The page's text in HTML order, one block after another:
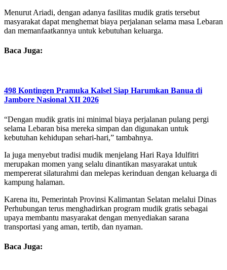
Menurut Ariadi, dengan adanya fasilitas mudik gratis tersebut
masyarakat dapat menghemat biaya perjalanan selama masa Lebaran
dan memanfaatkannya untuk kebutuhan keluarga.
Baca Juga:
498 Kontingen Pramuka Kalsel Siap Harumkan Banua di
Jambore Nasional XII 2026
“Dengan mudik gratis ini minimal biaya perjalanan pulang pergi
selama Lebaran bisa mereka simpan dan digunakan untuk
kebutuhan kehidupan sehari-hari,” tambahnya.
Ia juga menyebut tradisi mudik menjelang Hari Raya Idulfitri
merupakan momen yang selalu dinantikan masyarakat untuk
mempererat silaturahmi dan melepas kerinduan dengan keluarga di
kampung halaman.
Karena itu, Pemerintah Provinsi Kalimantan Selatan melalui Dinas
Perhubungan terus menghadirkan program mudik gratis sebagai
upaya membantu masyarakat dengan menyediakan sarana
transportasi yang aman, tertib, dan nyaman.
Baca Juga: